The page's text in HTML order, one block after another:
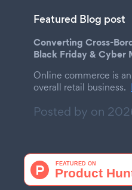
Featured Blog post
Converting Cross-
Black Friday & Cyber
Online commerce is
overall retail business.
Posted by on